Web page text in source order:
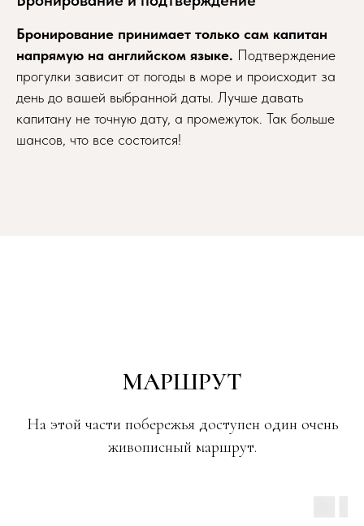
Бронирование принимает только сам капитан
напрямую на английском языке. Подтверждение
прогулки зависит от погоды в море и происходит за
день до вашей выбранной даты. Лучше давать
капитану не точную дату, а промежуток. Так больше
шансов, что все состоится!
МАРШРУТ
На этой части побережья доступен один очень
живописный маршрут.